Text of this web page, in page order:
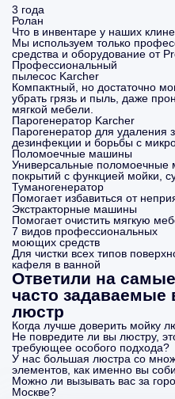
3 года
Ролан
Что в инвентаре у наших
Мы используем только
средства и оборудование от
Профессиональный
пылесос Karcher
Компактный, но достаточно
убрать грязь и пыль, даже
мягкой мебели.
Парогенератор Karcher
Парогенератор для удаления
дезинфекции и борьбы с
Поломоечные машины
Универсальные поломоечные
покрытий с функцией мойки,
Туманогенератор
Помогает избавиться от
Экстракторные машины
Помогает очистить мягкую
7 видов профессиональных
моющих средств
Для чистки всех типов
кафеля в ванной
Ответили на самые
часто
люстр
Когда лучше доверить мойку
Не повредите ли вы люстру,
требующее особого подхода?
У нас большая люстра со
элементов, как именно вы
Можно ли вызывать вас за
Москве?